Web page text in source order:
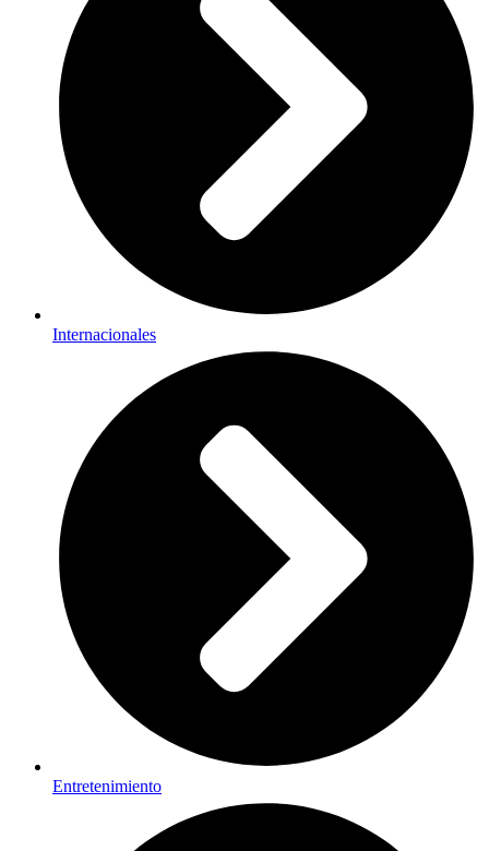
Internacionales
Entretenimiento